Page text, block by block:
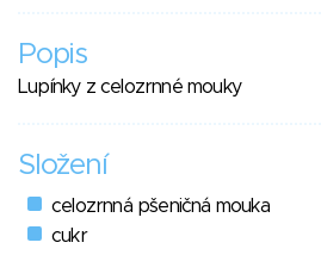
Popis
Lupínky z celozrnné mouky
Složení
celozrnná pšeničná mouka
cukr